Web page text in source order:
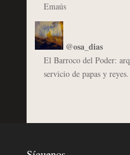
Emaús
@osa_dias
El Barroco del Poder:
servicio de papas y reyes.